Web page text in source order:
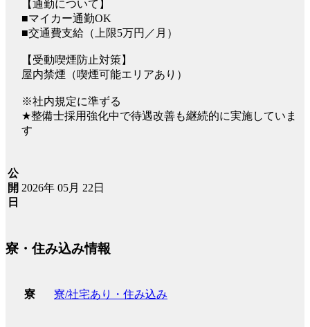
【通勤について】
■マイカー通勤OK
■交通費支給（上限5万円／月）
【受動喫煙防止対策】
屋内禁煙（喫煙可能エリアあり）
※社内規定に準ずる
★整備士採用強化中で待遇改善も継続的に実施していま
す
公
開
日
2026年 05月 22日
寮・住み込み情報
寮 寮/社宅あり・住み込み